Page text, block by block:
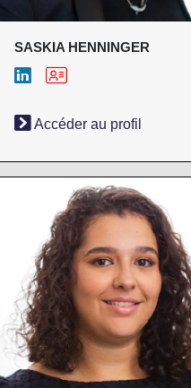
SASKIA HENNINGER
Accéder au profil